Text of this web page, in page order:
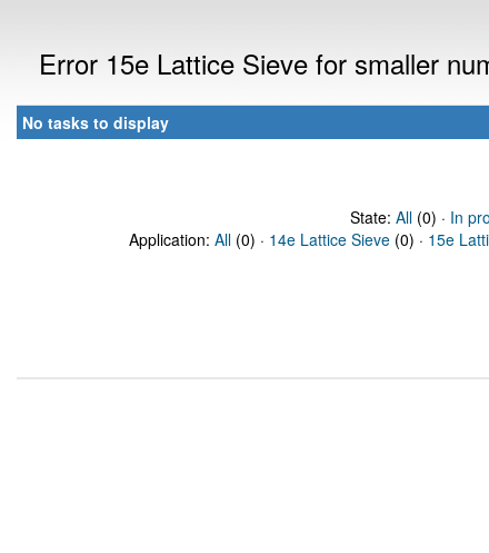
Error 15e Lattice Sieve for smaller
No tasks to display
State: All(0) · In
Application: All (0) · 14e Lattice Sieve (0) · 15e